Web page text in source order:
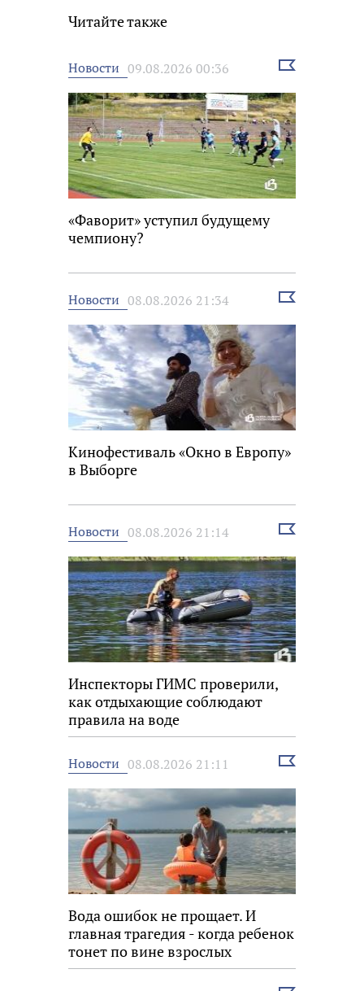
Читайте также
Новости 09.08.2026 00:36
Выбрать
«Фаворит» уступил будущему
чемпиону?
Новости 08.08.2026 21:34
Выбрать
Кинофестиваль «Окно в Европу»
в Выборге
Новости 08.08.2026 21:14
Выбрать
Инспекторы ГИМС проверили,
как отдыхающие соблюдают
правила на воде
Новости 08.08.2026 21:11
Выбрать
Вода ошибок не прощает. И
главная трагедия - когда ребенок
тонет по вине взрослых